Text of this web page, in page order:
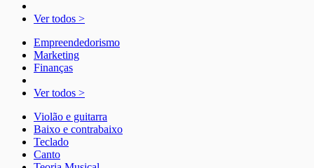
Ver todos >
Empreendedorismo
Marketing
Finanças
Ver todos >
Violão e guitarra
Baixo e contrabaixo
Teclado
Canto